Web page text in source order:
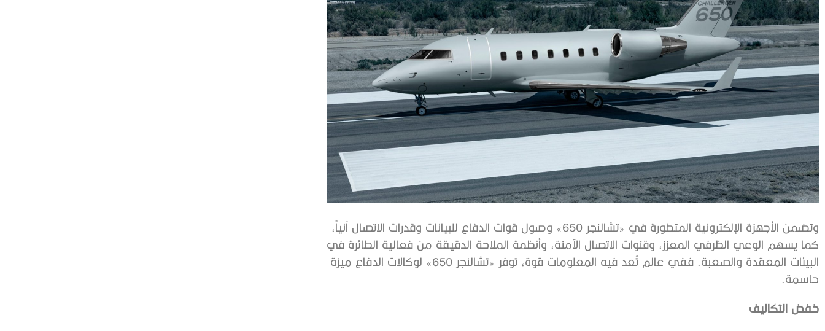
وتضمن الأجهزة الإلكترونية المتطورة في «تشالنجر 650» وصول قوات الدفاع للبيانات وقدرات الاتصال آنياً،
كما يسهم الوعي الظرفي المعزز، وقنوات الاتصال الآمنة، وأنظمة الملاحة الدقيقة من فعالية الطائرة في
البيئات المعقدة والصعبة. ففي عالم تُعد فيه المعلومات قوة، توفر «تشالنجر 650» لوكالات الدفاع ميزة
حاسمة.
خفض التكاليف